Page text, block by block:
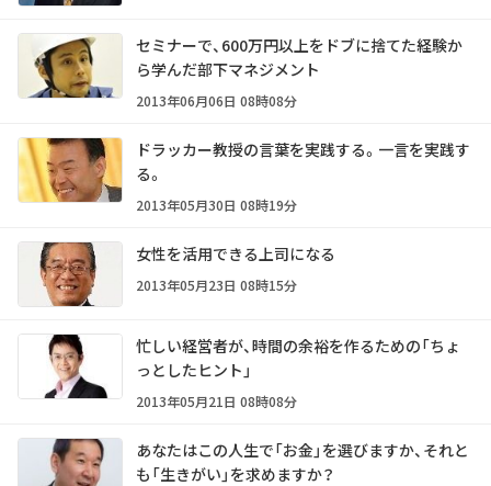
セミナーで、600万円以上をドブに捨てた経験か
ら学んだ部下マネジメント
2013年06月06日 08時08分
ドラッカー教授の言葉を実践する。一言を実践す
る。
2013年05月30日 08時19分
女性を活用できる上司になる
2013年05月23日 08時15分
忙しい経営者が、時間の余裕を作るための「ちょ
っとしたヒント」
2013年05月21日 08時08分
あなたはこの人生で「お金」を選びますか、それと
も「生きがい」を求めますか？